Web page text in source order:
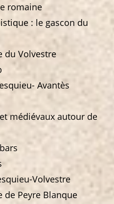
romaine
: le gascon du
du Volvestre
Avantès
médiévaux autour de
Volvestre
de Peyre Blanque